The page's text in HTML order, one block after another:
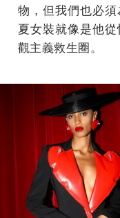
物，但我們也必
夏女裝就像是他
觀主義救生圈。